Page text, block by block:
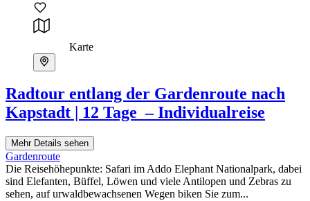
Karte
Radtour entlang der Gardenroute nach
Kapstadt | 12 Tage – Individualreise
Mehr Details sehen
Gardenroute
Die Reisehöhepunkte: Safari im Addo Elephant Nationalpark, dabei
sind Elefanten, Büffel, Löwen und viele Antilopen und Zebras zu
sehen, auf urwaldbewachsenen Wegen biken Sie zum...